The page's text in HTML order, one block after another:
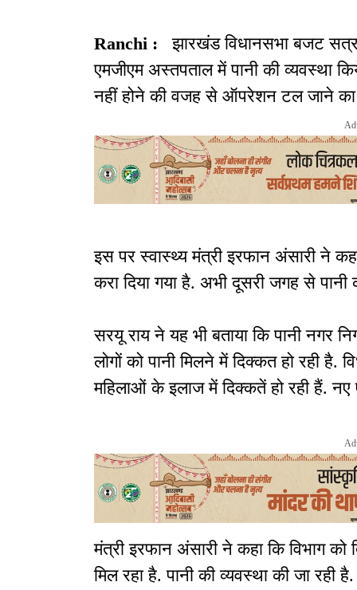
Ranchi :
झारखंड विधानसभा बजट
एमजीएम अस्तपताल में पानी की व्यवस्था
नहीं होने की वजह से ऑपरेशन टल जाने का
इस पर स्वास्थ्य मंत्री इरफान अंसारी ने
करा दिया गया है. अभी दूसरी जगह से पानी
सरयू राय ने यह भी बताया कि पानी नगर
लोगों को पानी मिलने में दिक्कत हो रही है.
महिलाओं के इलाज में दिक्कतें हो रही हैं.
मंत्री इरफान अंसारी ने कहा कि विभाग को
मिल रहा है. पानी की व्यवस्था की जा रही